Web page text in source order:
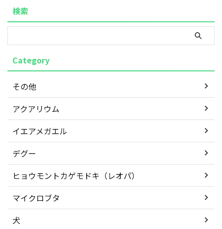
この記事を読めば今日から実践できる具体策と、いつ頃落ち着くの
かという見通しが立ち、気持ちがぐっと楽になるはずです。 1. なぜ
「痛い！と泣く」しつ ...
検索
Category
その他
アクアリウム
イエアメガエル
デグー
ヒョウモントカゲモドキ（レオパ）
マイクロブタ
犬